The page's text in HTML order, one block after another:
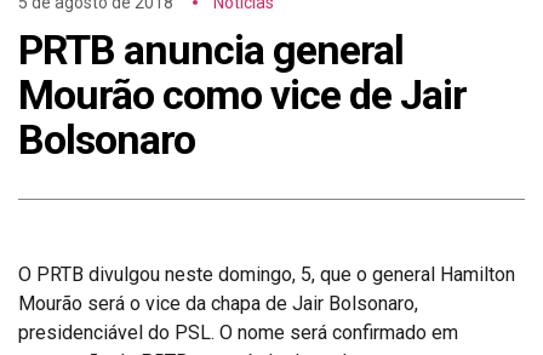
PRTB anuncia general
Mourão como vice de Jair
Bolsonaro
O PRTB divulgou neste domingo, 5, que o general Hamilton
Mourão será o vice da chapa de Jair Bolsonaro,
presidenciável do PSL. O nome será confirmado em